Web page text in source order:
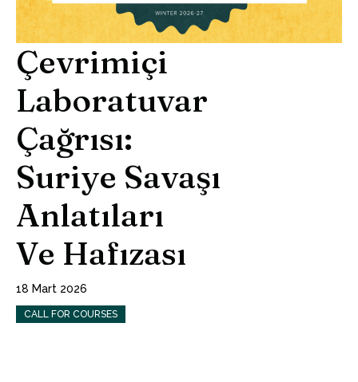
Çevrimiçi
Laboratuvar
Çağrısı:
Suriye Savaşı
Anlatıları
Ve Hafızası
18 Mart 2026
CALL FOR COURSES